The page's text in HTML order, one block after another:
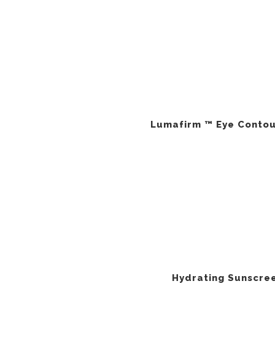
Lumafirm ™ Eye
Hydrating